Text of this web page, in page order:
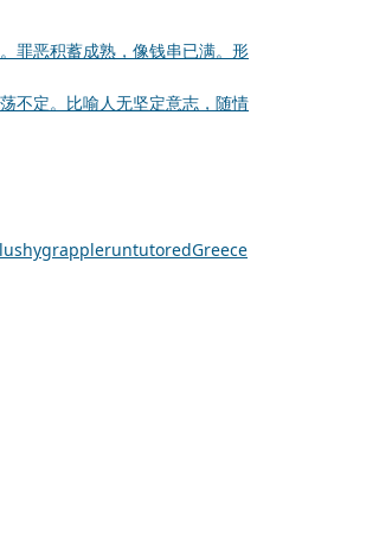
罪恶积蓄成熟，像钱串已满。形
不定。比喻人无坚定意志，随情
grappleruntutoredGreece